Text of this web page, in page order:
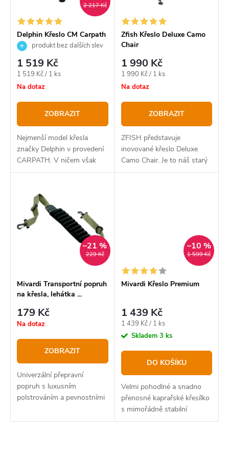
r
o
d
u
k
t
ů
p
r
o
d
u
k
t
ů
2 217 Kč
Delphin Křeslo CM Carpath
produkt bez dalších slev
1 519 Kč
Měrná
cena:
1 519 Kč / 1 ks
Na dotaz
ZOBRAZIT
Nejmenší model křesla
značky Delphin v provedení
CARPATH. V ničem však
nezaostává za svými většími
komfortní, stabilní a
propracované křeslo do...
Zfish Křeslo Deluxe Camo
Chair
1 990 Kč
Měrná
cena:
1 990 Kč / 1 ks
Na dotaz
ZOBRAZIT
ZFISH představuje
inovované křeslo Deluxe
Camo Chair. Je to náš starý
známý bestseller v novém
229 Kč
–21 %
Mivardi Transportní popruh
na křesla, lehátka ...
179 Kč
Na dotaz
ZOBRAZIT
Univerzální přepravní
popruh s luxusním
polstrováním a pevnostními
1 599 Kč
–10 %
Mivardi Křeslo Premium
1 439 Kč
Měrná
cena:
1 439 Kč / 1 ks
Skladem 3 ks
DO KOŠÍKU
Velmi pohodlné a snadno
přenosné kaprařské křesílko
s mimořádně stabilní
konstrukcí se čtyřmi